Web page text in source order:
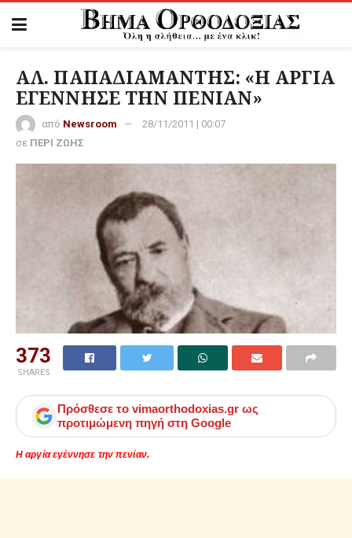
ΑΛ. ΠΑΠΑΔΙΑΜΑΝΤΗΣ: «Η ΑΡΓΙΑ
ΕΓΕΝΝΗΣΕ ΤΗΝ ΠΕΝΙΑΝ»
από Newsroom
28/11/2011 | 00:07
σε ΠΕΡΙ ΖΩΗΣ
373
SHARES
Πρόσθεσε το vimaorthodoxias.gr ως
προτιμώμενη πηγή στη Google
Η αργία εγέννησε την πενίαν.